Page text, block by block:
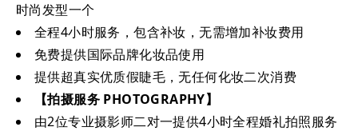
时尚发型一个
全程4小时服务，包含补妆，无需增加补妆费用
免费提供国际品牌化妆品使用
提供超真实优质假睫毛，无任何化妆二次消费
【拍摄服务 PHOTOGRAPHY】
由2位专业摄影师二对一提供4小时全程婚礼拍照服务